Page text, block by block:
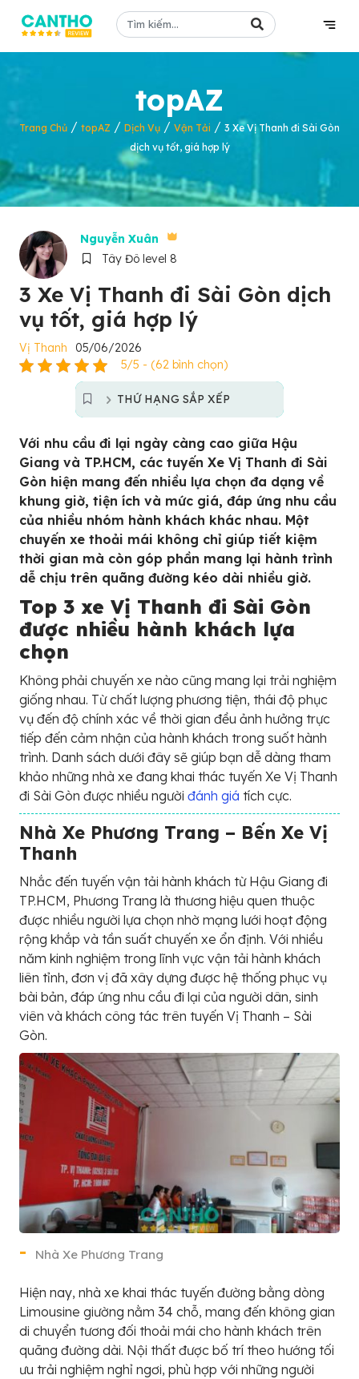
topAZ
Trang Chủ / topAZ / Dịch Vụ / Vận Tải / 3 Xe Vị Thanh đi Sài Gòn
dịch vụ tốt, giá hợp lý
Nguyễn Xuân
Tây Đô level 8
3 Xe Vị Thanh đi Sài Gòn dịch
vụ tốt, giá hợp lý
Vị Thanh
05/06/2026
5/5 - (62 bình chọn)
THỨ HẠNG SẮP XẾP
Với nhu cầu đi lại ngày càng cao giữa Hậu
Giang và TP.HCM, các tuyến Xe Vị Thanh đi Sài
Gòn hiện mang đến nhiều lựa chọn đa dạng về
khung giờ, tiện ích và mức giá, đáp ứng nhu cầu
của nhiều nhóm hành khách khác nhau. Một
chuyến xe thoải mái không chỉ giúp tiết kiệm
thời gian mà còn góp phần mang lại hành trình
dễ chịu trên quãng đường kéo dài nhiều giờ.
Top 3 xe Vị Thanh đi Sài Gòn
được nhiều hành khách lựa
chọn
Không phải chuyến xe nào cũng mang lại trải nghiệm
giống nhau. Từ chất lượng phương tiện, thái độ phục
vụ đến độ chính xác về thời gian đều ảnh hưởng trực
tiếp đến cảm nhận của hành khách trong suốt hành
trình. Danh sách dưới đây sẽ giúp bạn dễ dàng tham
khảo những nhà xe đang khai thác tuyến Xe Vị Thanh
đi Sài Gòn được nhiều người đánh giá tích cực.
Nhà Xe Phương Trang – Bến Xe Vị
Thanh
Nhắc đến tuyến vận tải hành khách từ Hậu Giang đi
TP.HCM, Phương Trang là thương hiệu quen thuộc
được nhiều người lựa chọn nhờ mạng lưới hoạt động
rộng khắp và tần suất chuyến xe ổn định. Với nhiều
năm kinh nghiệm trong lĩnh vực vận tải hành khách
liên tỉnh, đơn vị đã xây dựng được hệ thống phục vụ
bài bản, đáp ứng nhu cầu đi lại của người dân, sinh
viên và khách công tác trên tuyến Vị Thanh – Sài
Gòn.
Nhà Xe Phương Trang
Hiện nay, nhà xe khai thác tuyến đường bằng dòng
Limousine giường nằm 34 chỗ, mang đến không gian
di chuyển tương đối thoải mái cho hành khách trên
quãng đường dài. Nội thất được bố trí theo hướng tối
ưu trải nghiệm nghỉ ngơi, phù hợp với những người